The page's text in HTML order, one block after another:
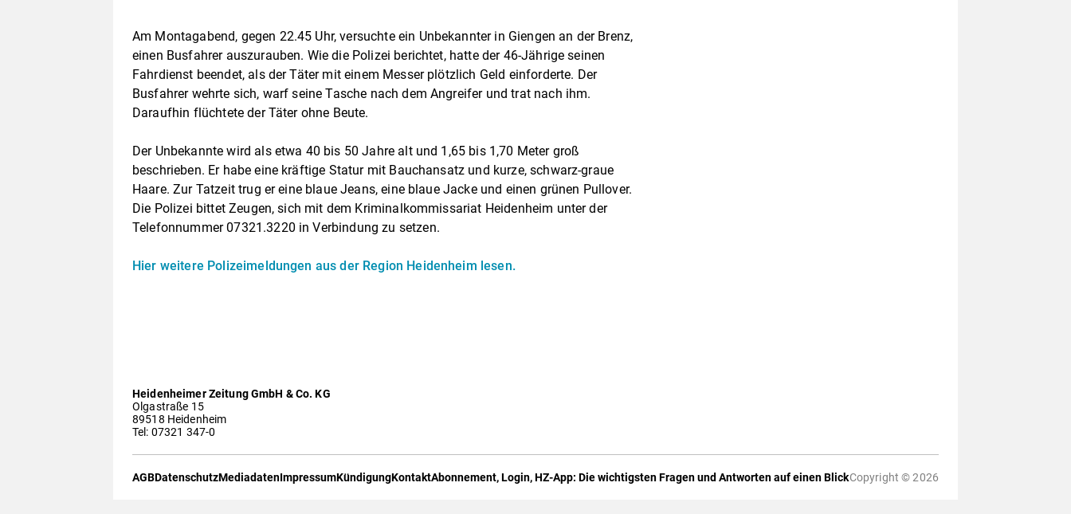
Am Montagabend, gegen 22.45 Uhr, versuchte ein Unbekannter in Giengen an der Brenz,
einen Busfahrer auszurauben. Wie die Polizei berichtet, hatte der 46-Jährige seinen
Fahrdienst beendet, als der Täter mit einem Messer plötzlich Geld einforderte. Der
Busfahrer wehrte sich, warf seine Tasche nach dem Angreifer und trat nach ihm.
Daraufhin flüchtete der Täter ohne Beute.
Der Unbekannte wird als etwa 40 bis 50 Jahre alt und 1,65 bis 1,70 Meter groß
beschrieben. Er habe eine kräftige Statur mit Bauchansatz und kurze, schwarz-graue
Haare. Zur Tatzeit trug er eine blaue Jeans, eine blaue Jacke und einen grünen Pullover.
Die Polizei bittet Zeugen, sich mit dem Kriminalkommissariat Heidenheim unter der
Telefonnummer 07321.3220 in Verbindung zu setzen.
Hier weitere Polizeimeldungen aus der Region Heidenheim lesen.
Heidenheimer Zeitung GmbH & Co. KG
Olgastraße 15
89518 Heidenheim
Tel: 07321 347-0
AGBDatenschutzMediadatenImpressumKündigungKontaktAbonnement, Login, HZ-App: Die wichtigsten Fragen und Antworten auf einen BlickCopyright © 2026